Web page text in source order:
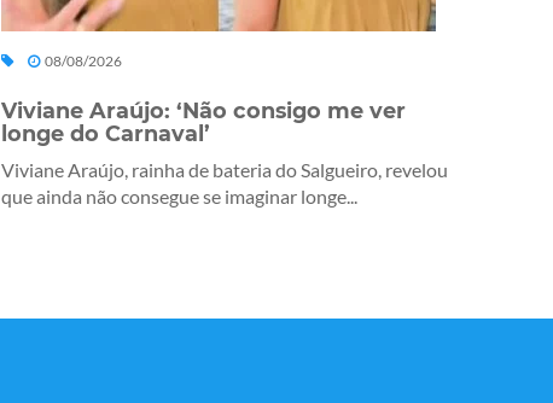
08/08/2026
Viviane Araújo: ‘Não consigo me ver
longe do Carnaval’
Viviane Araújo, rainha de bateria do Salgueiro, revelou
que ainda não consegue se imaginar longe...